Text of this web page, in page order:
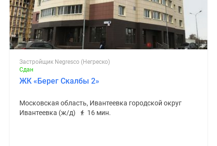
Застройщик Negresco (Негреско)
Сдан
ЖК «Берег Скалбы 2»
Московская область, Ивантеевка городской округ
Ивантеевка (ж/д)
16 мин.